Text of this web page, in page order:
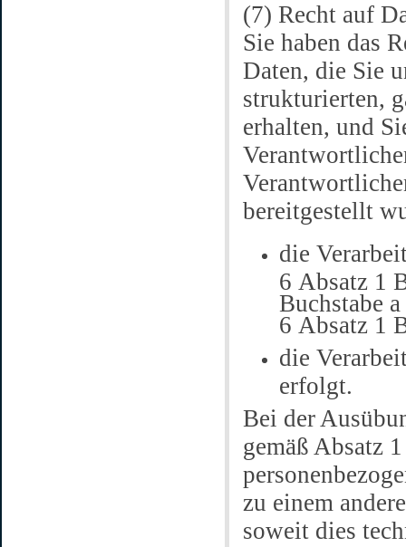
(7) Recht auf
Sie haben das
Daten, die Sie
strukturierten,
erhalten, und
bereitgestellt
die
6 Absatz 1
Buchstabe
6 Absatz 1
die
erfolgt.
Bei der
gemäß Absatz
zu einem
soweit dies